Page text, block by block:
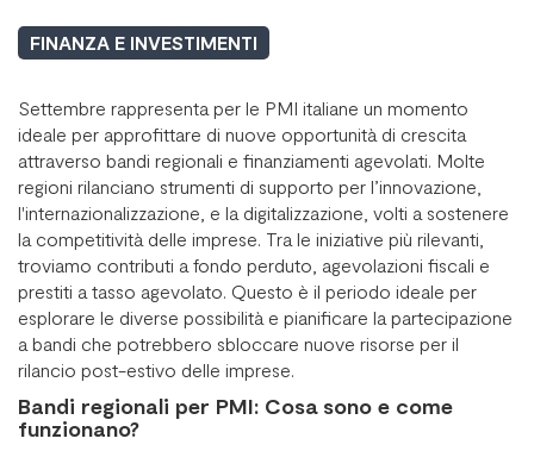
FINANZA E INVESTIMENTI
Settembre rappresenta per le PMI italiane un momento
ideale per approfittare di nuove opportunità di crescita
attraverso bandi regionali e finanziamenti agevolati. Molte
regioni rilanciano strumenti di supporto per l’innovazione,
l'internazionalizzazione, e la digitalizzazione, volti a sostenere
la competitività delle imprese. Tra le iniziative più rilevanti,
troviamo contributi a fondo perduto, agevolazioni fiscali e
prestiti a tasso agevolato. Questo è il periodo ideale per
esplorare le diverse possibilità e pianificare la partecipazione
a bandi che potrebbero sbloccare nuove risorse per il
rilancio post-estivo delle imprese.
Bandi regionali per PMI: Cosa sono e come
funzionano?